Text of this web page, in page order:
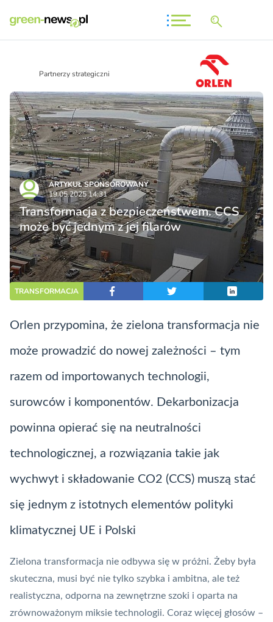
Partnerzy strategiczni
ARTYKUŁ SPONSOROWANY
19.05.2025 14:31
Transformacja z bezpieczeństwem. CCS
może być jednym z jej filarów
TRANSFORMACJA
Orlen przypomina, że zielona transformacja nie
może prowadzić do nowej zależności – tym
razem od importowanych technologii,
surowców i komponentów. Dekarbonizacja
powinna opierać się na neutralności
technologicznej, a rozwiązania takie jak
wychwyt i składowanie CO2 (CCS) muszą stać
się jednym z istotnych elementów polityki
klimatycznej UE i Polski
Zielona transformacja nie odbywa się w próżni. Żeby była
skuteczna, musi być nie tylko szybka i ambitna, ale też
realistyczna, odporna na zewnętrzne szoki i oparta na
zrównoważonym miksie technologii. Coraz więcej głosów –